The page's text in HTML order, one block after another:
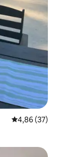
Note
4,86 (37)